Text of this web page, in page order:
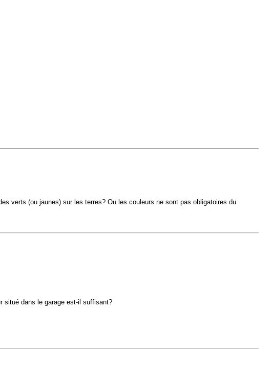
verts (ou jaunes) sur les terres? Ou les couleurs ne sont pas obligatoires du
situé dans le garage est-il suffisant?